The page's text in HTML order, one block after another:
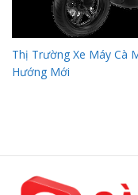
Thị Trường Xe Máy Cà
Hướng Mới